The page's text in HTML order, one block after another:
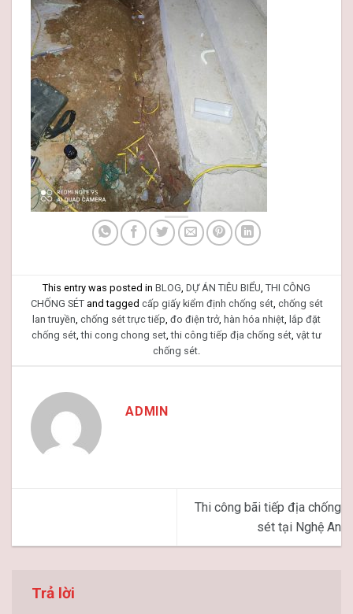
This entry was posted in BLOG, DỰ ÁN TIÊU BIỂU, THI CÔNG
CHỐNG SÉTand tagged cấp giấy kiểm định chống sét, chống sét
lan truyền, chống sét trực tiếp, đo điện trở, hàn hóa nhiệt, lắp đặt
chống sét,thi cong chong set,thi công tiếp địa chống sét, vật tư
chống sét.
ADMIN
Thi công bãi tiếp địa chống
sét tại Nghệ An
Trả lời